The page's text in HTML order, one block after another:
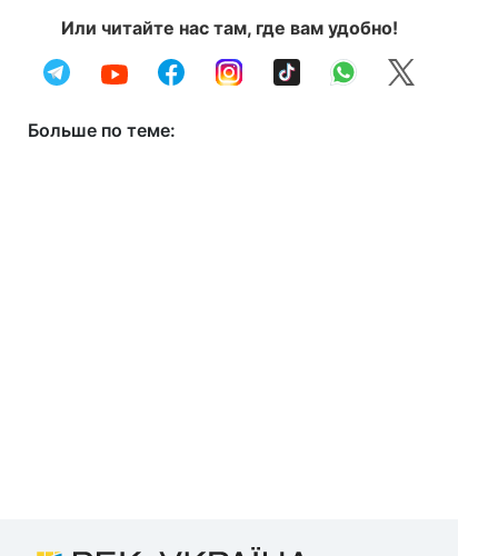
Или читайте нас там, где вам удобно!
Больше по теме: